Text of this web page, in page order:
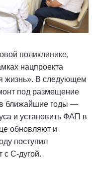
поликлинике,
нацпроекта
жизнь». В следующем
под размещение
в ближайшие годы —
и установить ФАП в
обновляют и
поступил
с С-дугой.